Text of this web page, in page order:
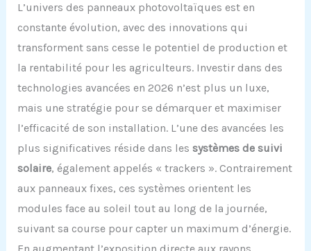
L’univers des panneaux photovoltaïques est en
constante évolution, avec des innovations qui
transforment sans cesse le potentiel de production et
la rentabilité pour les agriculteurs. Investir dans des
technologies avancées en 2026 n’est plus un luxe,
mais une stratégie pour se démarquer et maximiser
l’efficacité de son installation. L’une des avancées les
plus significatives réside dans les systèmes de suivi
solaire, également appelés « trackers ». Contrairement
aux panneaux fixes, ces systèmes orientent les
modules face au soleil tout au long de la journée,
suivant sa course pour capter un maximum d’énergie.